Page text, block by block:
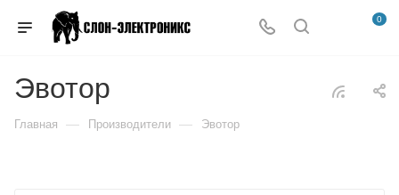
0
Эвотор
Главная — Производители — Эвотор